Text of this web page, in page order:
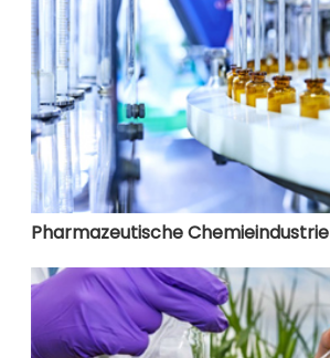
Pharmazeutische Chemieindustrie